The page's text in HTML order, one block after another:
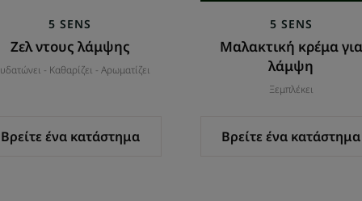
5 SENS
Ζελ ντους λάμψης
- Καθαρίζει - Αρωματίζει
Βρείτε ένα κατάστημα
5 SENS
Μαλακτική κρέμα για
λάμψη
Ξεμπλέκει
Βρείτε ένα κατάστημα